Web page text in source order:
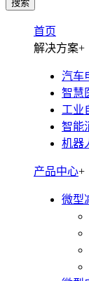
首页
解决方案+
汽车
智慧
工业
智能
机器
产品中心+
微型